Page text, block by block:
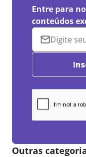
Entre para
conteúdos
Outras